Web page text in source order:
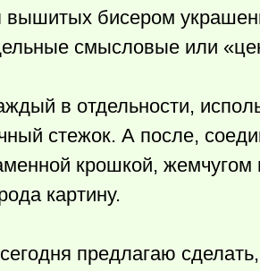
вышитых бисером
смысловые или
в отдельности,
стежок. А после,
крошкой,
картину.
предлагаю